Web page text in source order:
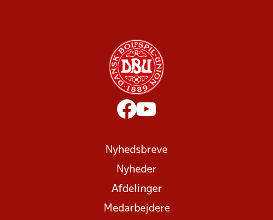
Nyhedsbreve
Nyheder
Afdelinger
Medarbejdere